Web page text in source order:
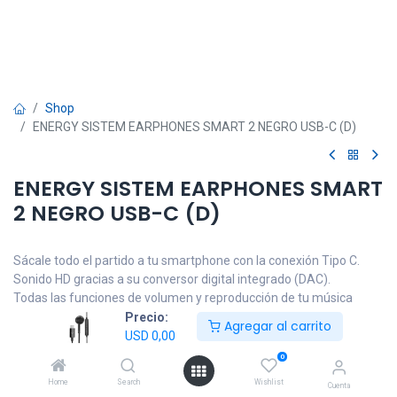
Precio:
USD 0,00
Agregar al carrito
Home Search
0
Wishlist Cuenta
Shop
ENERGY SISTEM EARPHONES SMART 2 NEGRO USB-C (D)
ENERGY SISTEM EARPHONES SMART
2 NEGRO USB-C (D)
Sácale todo el partido a tu smartphone con la conexión Tipo C.
Sonido HD gracias a su conversor digital integrado (DAC).
Todas las funciones de volumen y reproducción de tu música
desde su controlador de 3 botones.
Responde a tus llamadas de la forma más sencilla con un sólo clic
en el micrófono integrado en el cable.
Funda de transporte para llevarlos cómodamente y evitar que se